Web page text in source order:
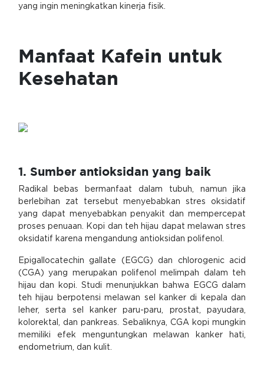
yang ingin meningkatkan kinerja fisik.
Manfaat Kafein untuk
Kesehatan
1. Sumber antioksidan yang baik
Radikal bebas bermanfaat dalam tubuh, namun jika
berlebihan zat tersebut menyebabkan stres oksidatif
yang dapat menyebabkan penyakit dan mempercepat
proses penuaan. Kopi dan teh hijau dapat melawan stres
oksidatif karena mengandung antioksidan polifenol.
Epigallocatechin gallate (EGCG) dan chlorogenic acid
(CGA) yang merupakan polifenol melimpah dalam teh
hijau dan kopi. Studi menunjukkan bahwa EGCG dalam
teh hijau berpotensi melawan sel kanker di kepala dan
leher, serta sel kanker paru-paru, prostat, payudara,
kolorektal, dan pankreas. Sebaliknya, CGA kopi mungkin
memiliki efek menguntungkan melawan kanker hati,
endometrium, dan kulit.